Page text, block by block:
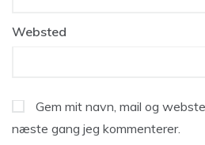
Websted
Gem mit navn, mail og
næste gang jeg kommenterer.